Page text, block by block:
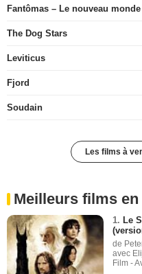
Fantômas – Le nouveau monde
The Dog Stars
Leviticus
Fjord
Soudain
Les films à
Meilleurs films en
1. Le
de
avec
Film -